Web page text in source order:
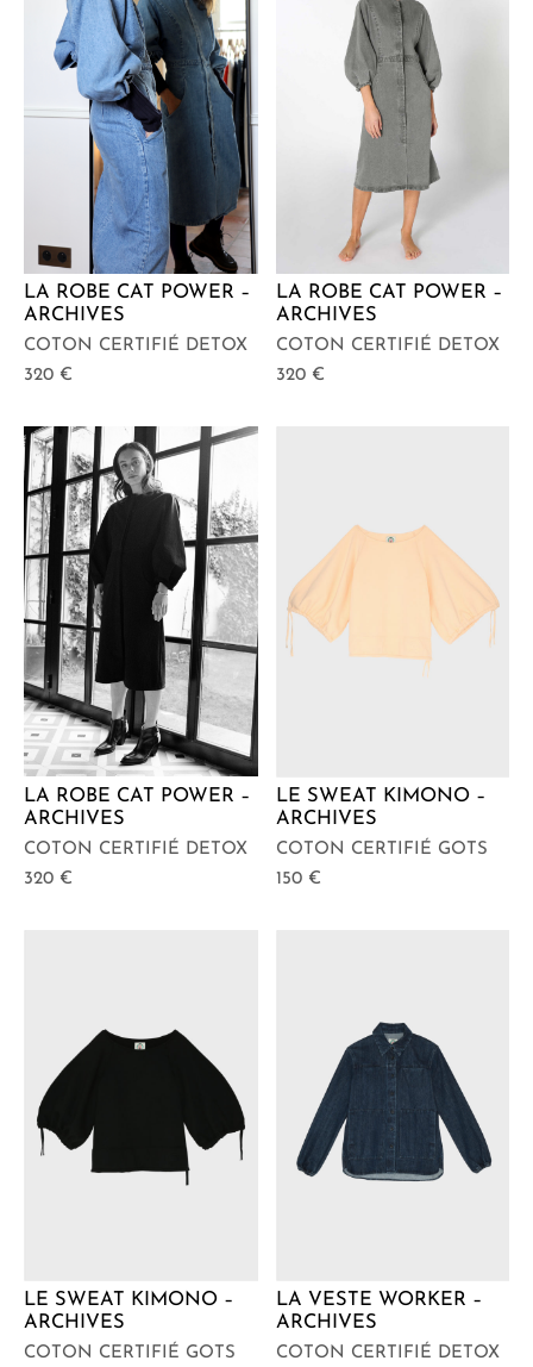
LA ROBE CAT POWER –
ARCHIVES
COTON CERTIFIÉ DETOX
320 €
LA ROBE CAT POWER –
ARCHIVES
COTON CERTIFIÉ DETOX
320 €
LA ROBE CAT POWER –
ARCHIVES
COTON CERTIFIÉ DETOX
320 €
LE SWEAT KIMONO –
ARCHIVES
COTON CERTIFIÉ GOTS
150 €
LE SWEAT KIMONO –
ARCHIVES
COTON CERTIFIÉ GOTS
LA VESTE WORKER –
ARCHIVES
COTON CERTIFIÉ DETOX